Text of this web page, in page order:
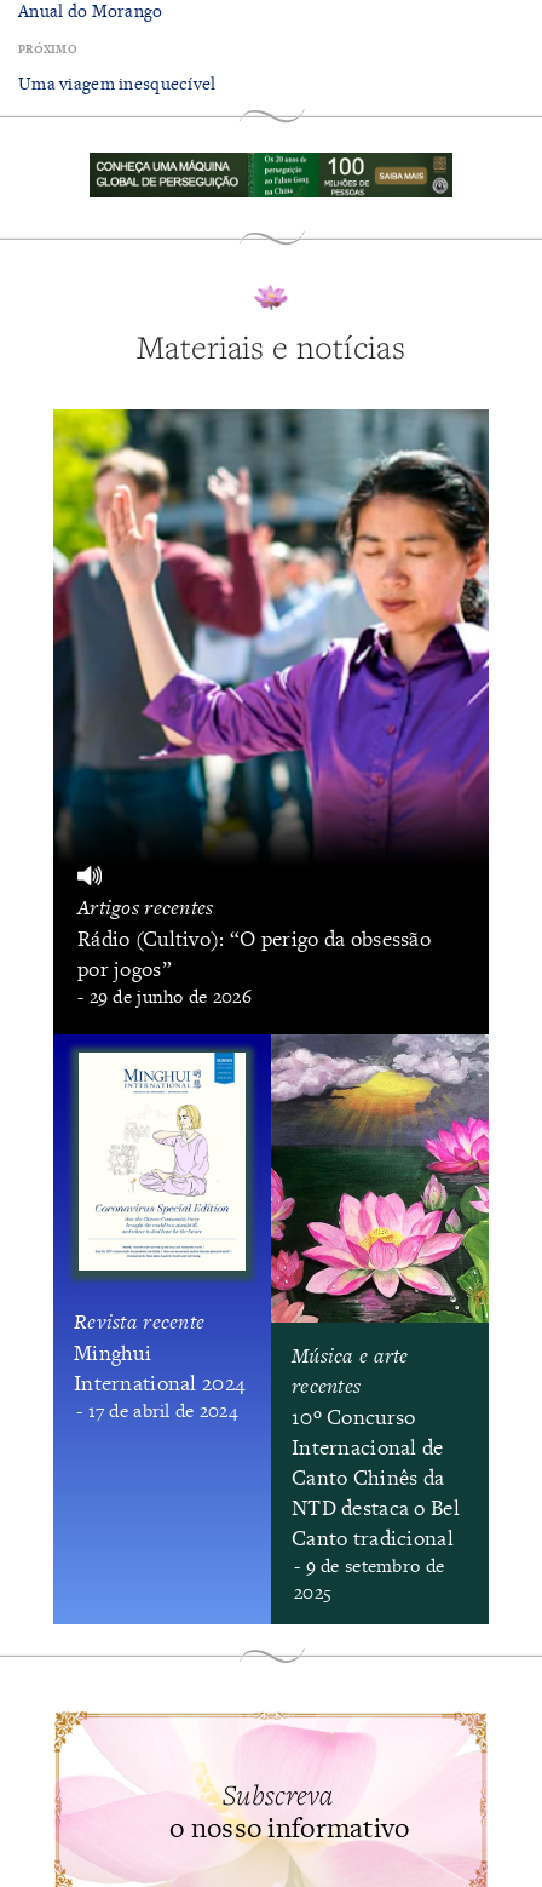
Anual do Morango
PRÓXIMO
Uma viagem inesquecível
Materiais e notícias
Artigos recentes
Rádio (Cultivo): “O perigo da obsessão
por jogos”
- 29 de junho de 2026
Revista recente
​Minghui
International 2024
- 17 de abril de 2024
Música e arte
recentes
​10º Concurso
Internacional de
Canto Chinês da
NTD destaca o Bel
Canto tradicional
- 9 de setembro de
2025
Subscreva
o nosso informativo